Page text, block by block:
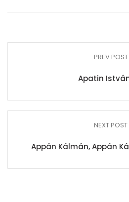
PREV POST
Apatin
NEXT POST
Appán Kálmán, Appán